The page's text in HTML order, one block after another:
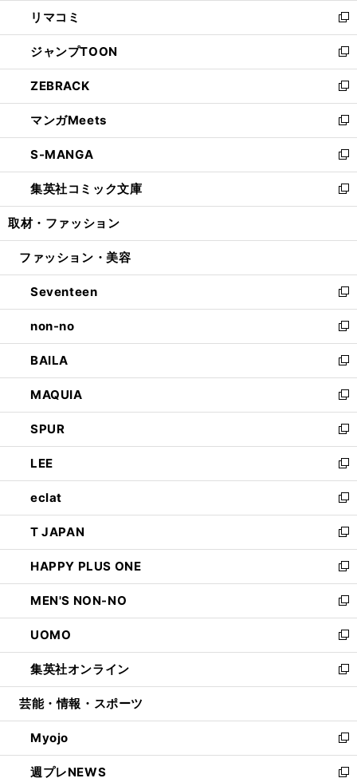
で
開
く
ド
ウ
で
開
く
ィ
ン
ド
ウ
で
開
く
し
い
ウ
ィ
ン
ド
ウ
で
開
く
リマコミ
新
し
い
ウ
ィ
ン
ド
ウ
で
開
く
ジャンプTOON
新
し
い
ウ
ィ
ン
ド
ウ
で
開
ZEBRACK
新
し
い
ウ
ィ
ン
ド
ウ
開
マンガMeets
新
し
い
ウ
ィ
ン
ウ
開
く
S-MANGA
新
し
い
ウ
ン
ウ
で
開
く
集英社コミック文庫
新
し
ウ
ン
ド
ウ
で
開
く
取材・ファッション
ファッション・美容
Seventeen
新
し
い
ウ
ィ
ン
ド
ウ
で
開
く
non-no
新
し
い
ウ
ィ
ン
ド
ウ
で
開
く
BAILA
新
し
い
ウ
ィ
ン
ド
ウ
で
開
く
MAQUIA
新
し
い
ウ
ィ
ン
ド
ウ
で
開
く
SPUR
新
し
い
ウ
ィ
ン
ド
ウ
で
開
く
LEE
新
し
い
ウ
ィ
ン
ド
ウ
で
開
く
eclat
新
し
い
ウ
ィ
ン
ド
ウ
で
開
く
T JAPAN
新
し
い
ウ
ィ
ン
ド
ウ
で
開
HAPPY PLUS ONE
新
し
い
ウ
ィ
ン
ド
ウ
開
く
MEN'S NON-NO
新
し
い
ウ
ィ
ン
ウ
で
開
く
UOMO
新
し
い
ウ
ン
ド
ウ
で
集英社オンライン
新
し
ウ
ィ
ン
ド
芸能・情報・スポーツ
Myojo
新
し
い
週プレNEWS
新